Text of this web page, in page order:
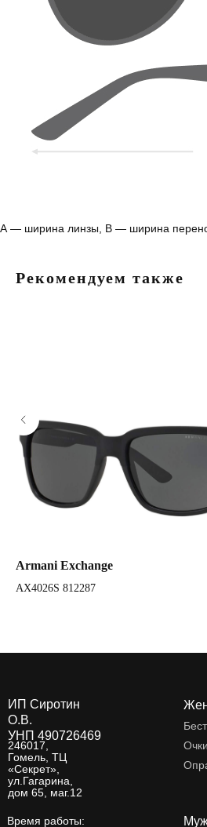
А — ширина линзы, B — ширина
Рекомендуем также
Armani Exchange
AX4026S 812287
Очки
ИП Сиротин
О.В.
УНП 490726469
246017,
Гомель, ТЦ
«Секрет»,
ул.Гагарина,
дом 65, маг.12
Время работы: